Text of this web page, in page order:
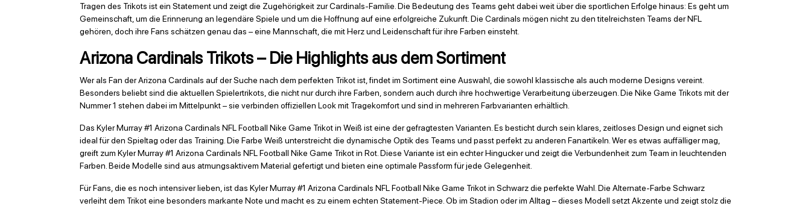
Tragen des Trikots ist ein Statement und zeigt die Zugehörigkeit zur Cardinals-Familie. Die Bedeutung des Teams geht dabei weit über die sportlichen Erfolge hinaus: Es geht um
Gemeinschaft, um die Erinnerung an legendäre Spiele und um die Hoffnung auf eine erfolgreiche Zukunft. Die Cardinals mögen nicht zu den titelreichsten Teams der NFL
gehören, doch ihre Fans schätzen genau das – eine Mannschaft, die mit Herz und Leidenschaft für ihre Farben einsteht.
Arizona Cardinals Trikots – Die Highlights aus dem Sortiment
Wer als Fan der Arizona Cardinals auf der Suche nach dem perfekten Trikot ist, findet im Sortiment eine Auswahl, die sowohl klassische als auch moderne Designs vereint.
Besonders beliebt sind die aktuellen Spielertrikots, die nicht nur durch ihre Farben, sondern auch durch ihre hochwertige Verarbeitung überzeugen. Die Nike Game Trikots mit der
Nummer 1 stehen dabei im Mittelpunkt – sie verbinden offiziellen Look mit Tragekomfort und sind in mehreren Farbvarianten erhältlich.
Das Kyler Murray #1 Arizona Cardinals NFL Football Nike Game Trikot in Weiß ist eine der gefragtesten Varianten. Es besticht durch sein klares, zeitloses Design und eignet sich
ideal für den Spieltag oder das Training. Die Farbe Weiß unterstreicht die dynamische Optik des Teams und passt perfekt zu anderen Fanartikeln. Wer es etwas auffälliger mag,
greift zum Kyler Murray #1 Arizona Cardinals NFL Football Nike Game Trikot in Rot. Diese Variante ist ein echter Hingucker und zeigt die Verbundenheit zum Team in leuchtenden
Farben. Beide Modelle sind aus atmungsaktivem Material gefertigt und bieten eine optimale Passform für jede Gelegenheit.
Für Fans, die es noch intensiver lieben, ist das Kyler Murray #1 Arizona Cardinals NFL Football Nike Game Trikot in Schwarz die perfekte Wahl. Die Alternate-Farbe Schwarz
verleiht dem Trikot eine besonders markante Note und macht es zu einem echten Statement-Piece. Ob im Stadion oder im Alltag – dieses Modell setzt Akzente und zeigt stolz die